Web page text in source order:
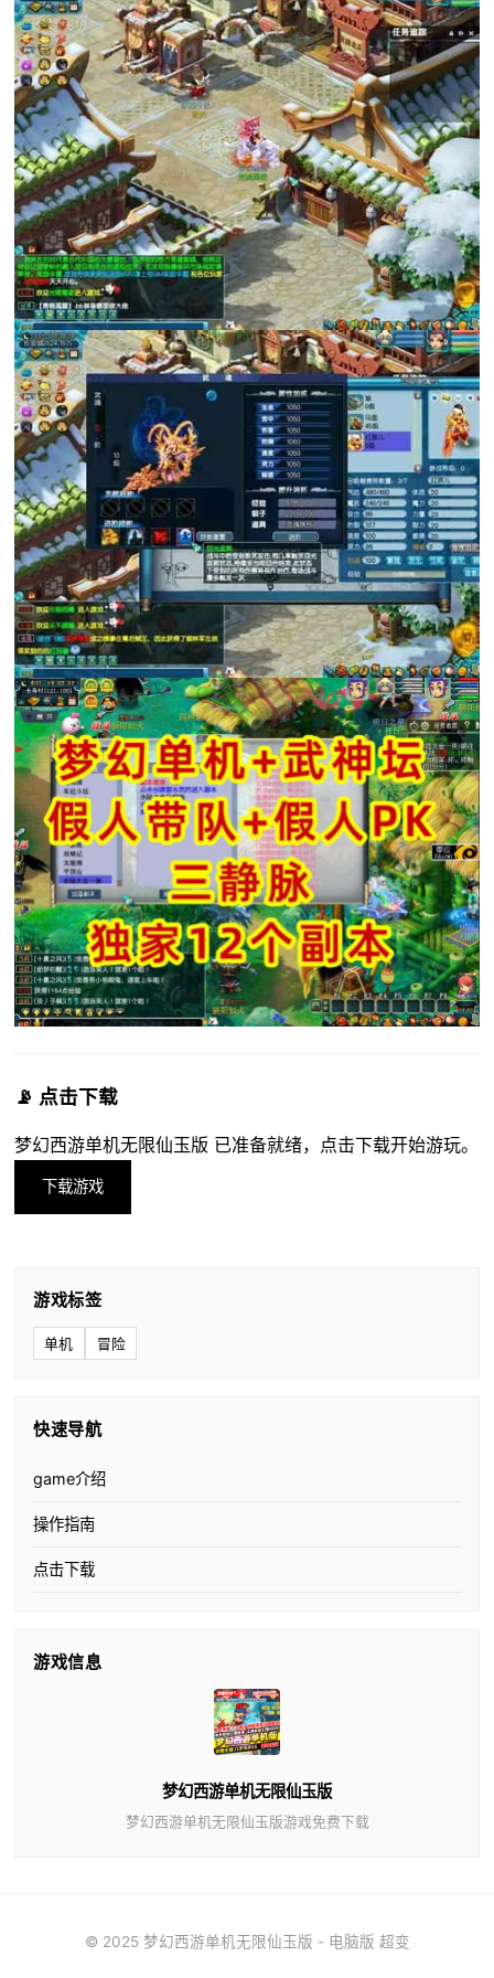
📡 点击下载
梦幻西游单机无限仙玉版 已准备就绪，点击下载开始游玩。
下载游戏
游戏标签
单机 冒险
快速导航
game介绍
操作指南
点击下载
游戏信息
梦幻西游单机无限仙玉版
梦幻西游单机无限仙玉版游戏免费下载
© 2025 梦幻西游单机无限仙玉版 - 电脑版 超变